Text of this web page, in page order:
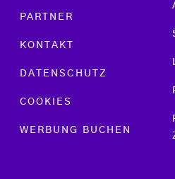
PARTNER
KONTAKT
DATENSCHUTZ
COOKIES
WERBUNG BUCHEN